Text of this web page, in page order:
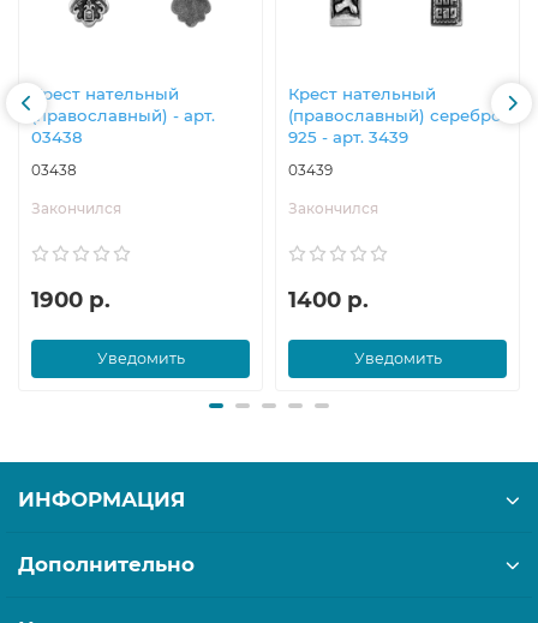
Крест нательный
(православный) - арт.
03438
03438
Закончился
1900 р.
Уведомить
Крест нательный
(православный) серебро
925 - арт. 3439
03439
Закончился
1400 р.
Уведомить
ИНФОРМАЦИЯ
Дополнительно